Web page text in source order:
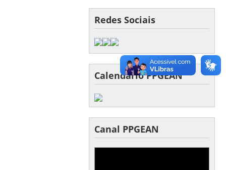
Redes Sociais
Calendário PPGEAN
Canal PPGEAN